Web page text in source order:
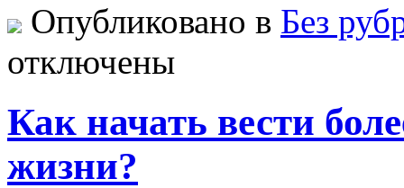
Опубликовано в Без
отключены
Как начать вести
жизни?